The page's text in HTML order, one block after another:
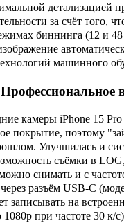
детализацией
за счёт того,
биннинга (12 и
машинного
Профессиональное
камеры iPhone 15
покрытие, поэтому
Улучшилась и
съёмки в
снимать и с
разъём USB-C
записывать на
1080p при частоте 30 к/